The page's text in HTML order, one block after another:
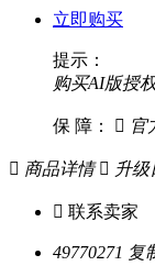
立即购买
提示：
购买AI版授
保 障：  官
 商品详情  升级
 联系卖家
49770271 复